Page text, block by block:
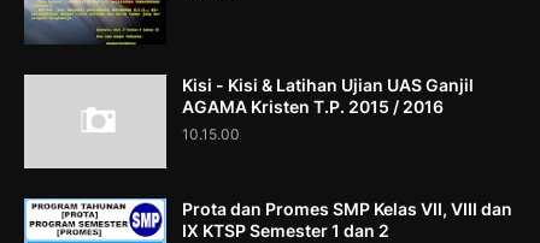
Kisi - Kisi & Latihan Ujian UAS Ganjil
AGAMA Kristen T.P. 2015 / 2016
10.15.00
Prota dan Promes SMP Kelas VII, VIII dan
IX KTSP Semester 1 dan 2